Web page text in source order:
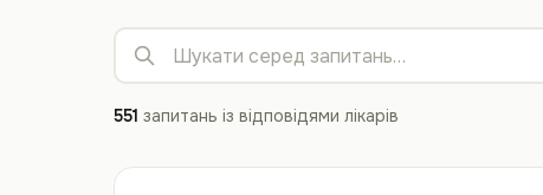
551 запитань із відповідями лікарів